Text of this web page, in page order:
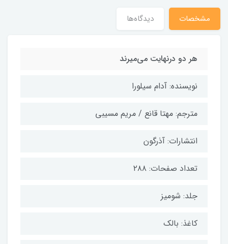
مشخصات دیدگاه‌ها
هر دو درنهایت می‌میرند
نویسنده: آدام سیلورا
مترجم: مهتا قانع / مریم مسیبی
انتشارات: آذرگون
تعداد صفحات: ۲۸۸
جلد: شومیز
کاغذ: بالک